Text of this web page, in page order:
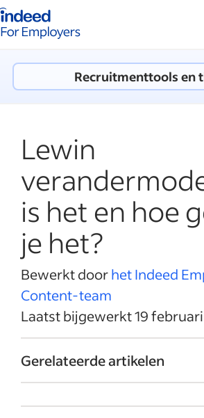
van Indeed - Voor werkgevers
Recruitmenttools en
Lewin
is het en hoe
je het?
Bewerkt doorhet Indeed
Content-team
Laatst bijgewerkt 19
Gerelateerde artikelen